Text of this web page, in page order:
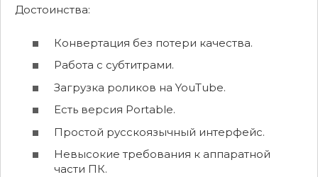
Достоинства:
Конвертация без потери качества.
Работа с субтитрами.
Загрузка роликов на YouTube.
Есть версия Portable.
Простой русскоязычный интерфейс.
Невысокие требования к аппаратной
части ПК.